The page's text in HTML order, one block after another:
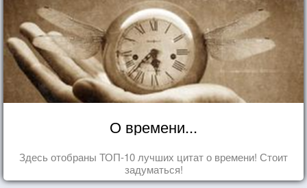
О времени...
Здесь отобраны ТОП-10 лучших цитат о времени! Стоит
задуматься!